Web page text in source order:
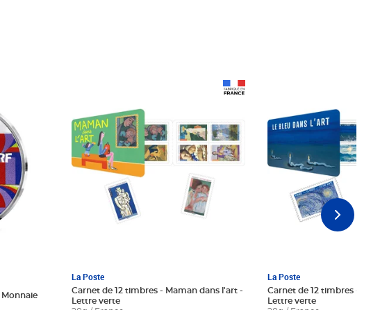
Monnaie
La Poste
Carnet de 12 timbres - Maman dans l'art -
Lettre verte
La Poste
Carnet de 12 timbres - Le
Lettre verte